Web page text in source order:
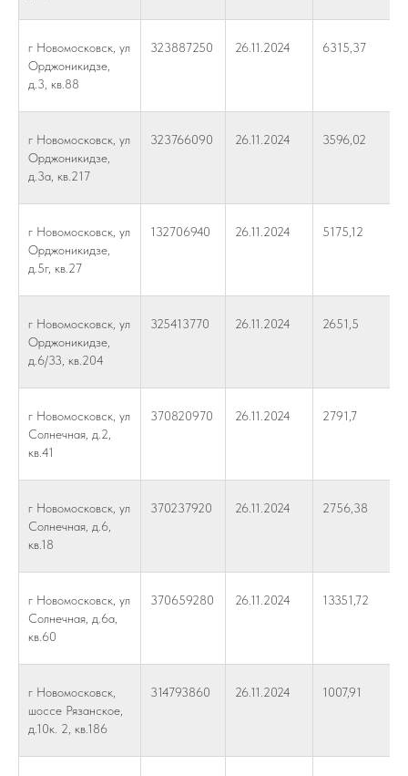
г Новомосковск, ул
Орджоникидзе,
д.3, кв.88
323887250 26.11.2024 6315,37
г Новомосковск, ул
Орджоникидзе,
д.3а, кв.217
323766090 26.11.2024 3596,02
г Новомосковск, ул
Орджоникидзе,
д.5г, кв.27
132706940 26.11.2024 5175,12
г Новомосковск, ул
Орджоникидзе,
д.6/33, кв.204
325413770 26.11.2024 2651,5
г Новомосковск, ул
Солнечная, д.2,
кв.41
370820970 26.11.2024 2791,7
г Новомосковск, ул
Солнечная, д.6,
кв.18
370237920 26.11.2024 2756,38
г Новомосковск, ул
Солнечная, д.6а,
кв.60
370659280 26.11.2024 13351,72
г Новомосковск,
шоссе Рязанское,
д.10к. 2, кв.186
314793860 26.11.2024 1007,91